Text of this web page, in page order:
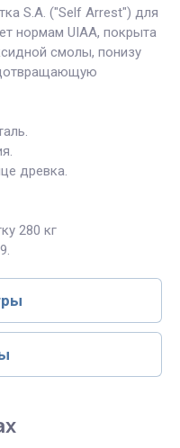
S.A. ("Self Arrest") для
нормам UIAA, покрыта
смолы, понизу
древка.
280 кг